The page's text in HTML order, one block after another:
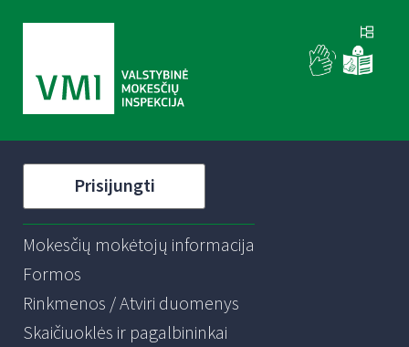
Prisijungti
Mokesčių mokėtojų informacija
Formos
Rinkmenos / Atviri duomenys
Skaičiuoklės ir pagalbininkai